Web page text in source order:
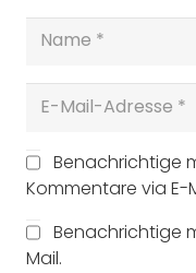
Benachrichtige
Kommentare via E-
Benachrichtige
Mail.